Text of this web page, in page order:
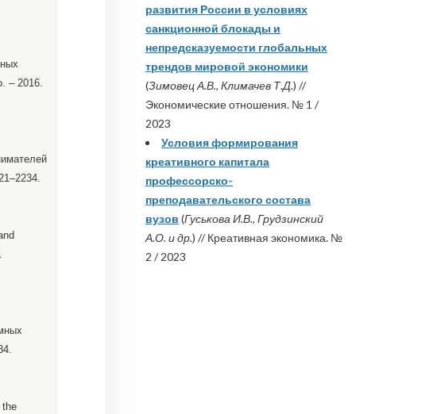
– 2016.
the
развития России в условиях
санкционной блокады и
непредсказуемости глобальных
трендов мировой экономики
(Зимовец А.В., Климачев Т.Д.) //
Экономические отношения. № 1 /
2023
Условия формирования
креативного капитала
профессорско-
преподавательского состава
вузов (Гуськова И.В., Грудзинский
А.О. и др.) // Креативная экономика. №
2 / 2023